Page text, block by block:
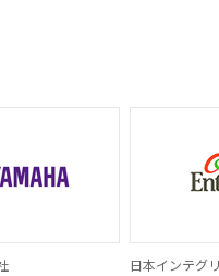
日本インテグ